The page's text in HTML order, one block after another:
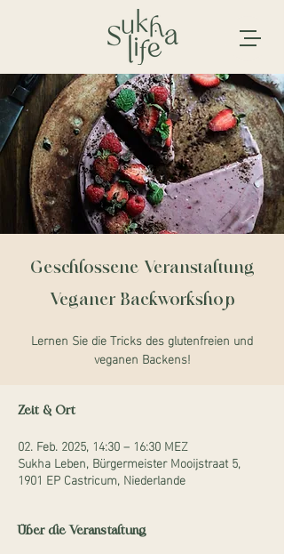
Geschlossene Veranstaltung
Veganer Backworkshop
Lernen Sie die Tricks des glutenfreien und
veganen Backens!
Zeit & Ort
02. Feb. 2025, 14:30 – 16:30 MEZ
Sukha Leben, Bürgermeister Mooijstraat 5,
1901 EP Castricum, Niederlande
Über die Veranstaltung